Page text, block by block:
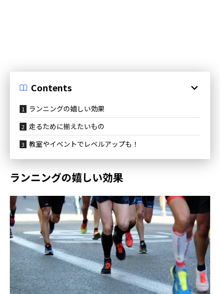
Contents
ランニングの嬉しい効果
走るために揃えたいもの
教室やイベントでレベルアップも！
ランニングの嬉しい効果